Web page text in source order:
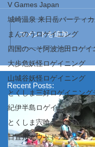
V Games Japan
城崎温泉 来日岳バーティ
まんのうロゲイニング
四国のへそ阿波池田ロゲイ
大歩危妖怪ロゲイニング
山城谷妖怪ロゲイニング
とくしま三好ロゲイニング
紀伊半島ロゲイニング
とくしま宍喰オープンウォ
日置川アウトドアフェス
コメントを追加…
Recent Posts: